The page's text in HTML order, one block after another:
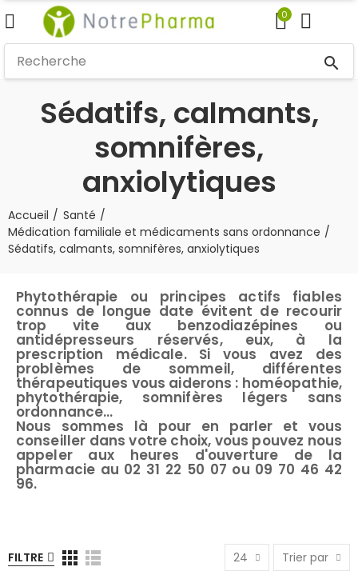
0
search
Sédatifs, calmants,
somnifères,
anxiolytiques
Accueil
Santé
Médication familiale et médicaments sans ordonnance
Sédatifs, calmants, somnifères, anxiolytiques
Phytothérapie ou principes actifs fiables
connus de longue date évitent de recourir
trop vite aux benzodiazépines ou
antidépresseurs réservés, eux, à la
prescription médicale. Si vous avez des
problèmes de sommeil, différentes
thérapeutiques vous aiderons : homéopathie,
phytothérapie, somnifères légers sans
ordonnance...
Nous sommes là pour en parler et vous
conseiller dans votre choix, vous pouvez nous
appeler aux heures d'ouverture de la
pharmacie au 02 31 22 50 07 ou 09 70 46 42
96.
FILTRE 24 Trier par